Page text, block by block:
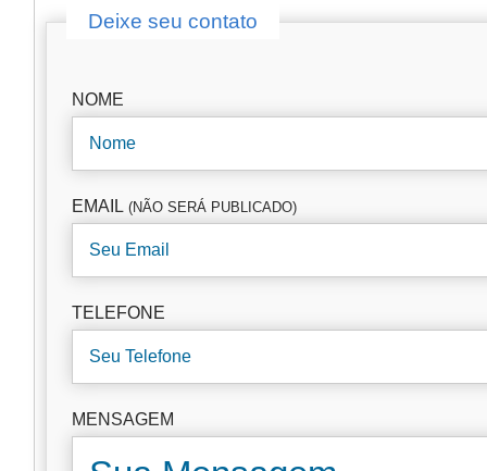
Deixe seu contato
NOME
EMAIL (NÃO SERÁ PUBLICADO)
TELEFONE
MENSAGEM